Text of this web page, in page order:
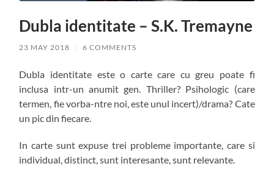
Dubla identitate – S.K. Tremayne
23 MAY 2018 / 6 COMMENTS
Dubla identitate este o carte care cu greu poate fi
inclusa intr-un anumit gen. Thriller? Psihologic (care
termen, fie vorba-ntre noi, este unul incert)/drama? Cate
un pic din fiecare.
In carte sunt expuse trei probleme importante, care si
individual, distinct, sunt interesante, sunt relevante.